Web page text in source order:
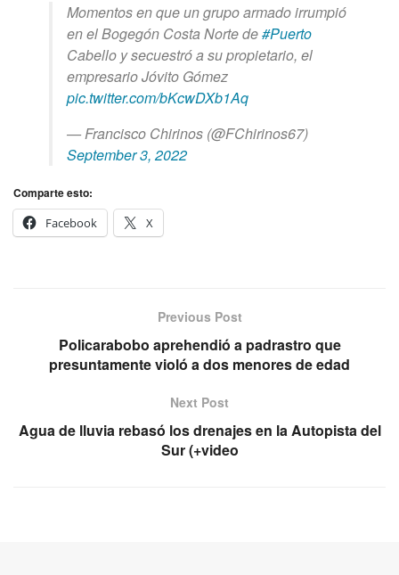
Momentos en que un grupo armado irrumpió
en el Bogegón Costa Norte de#Puerto
Cabello y secuestró a su propietario, el
empresario Jóvito Gómez
pic.twitter.com/bKcwDXb1Aq
— Francisco Chirinos (@FChirinos67)
September 3, 2022
Comparte esto:
Facebook
X
Previous Post
Policarabobo aprehendió a padrastro que
presuntamente violó a dos menores de edad
Next Post
Agua de lluvia rebasó los drenajes en la Autopista del
Sur (+video